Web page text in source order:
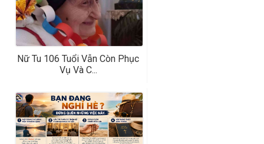
Nữ Tu 106 Tuổi Vẫn Còn Phục
Vụ Và C...